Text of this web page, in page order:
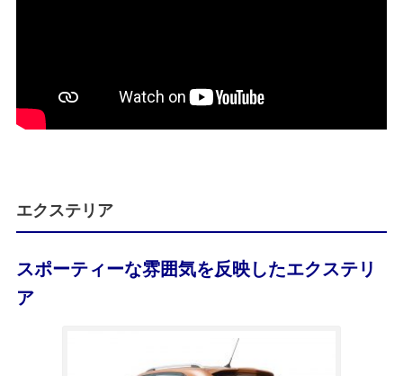
エクステリア
スポーティーな雰囲気を反映したエクステリ
ア